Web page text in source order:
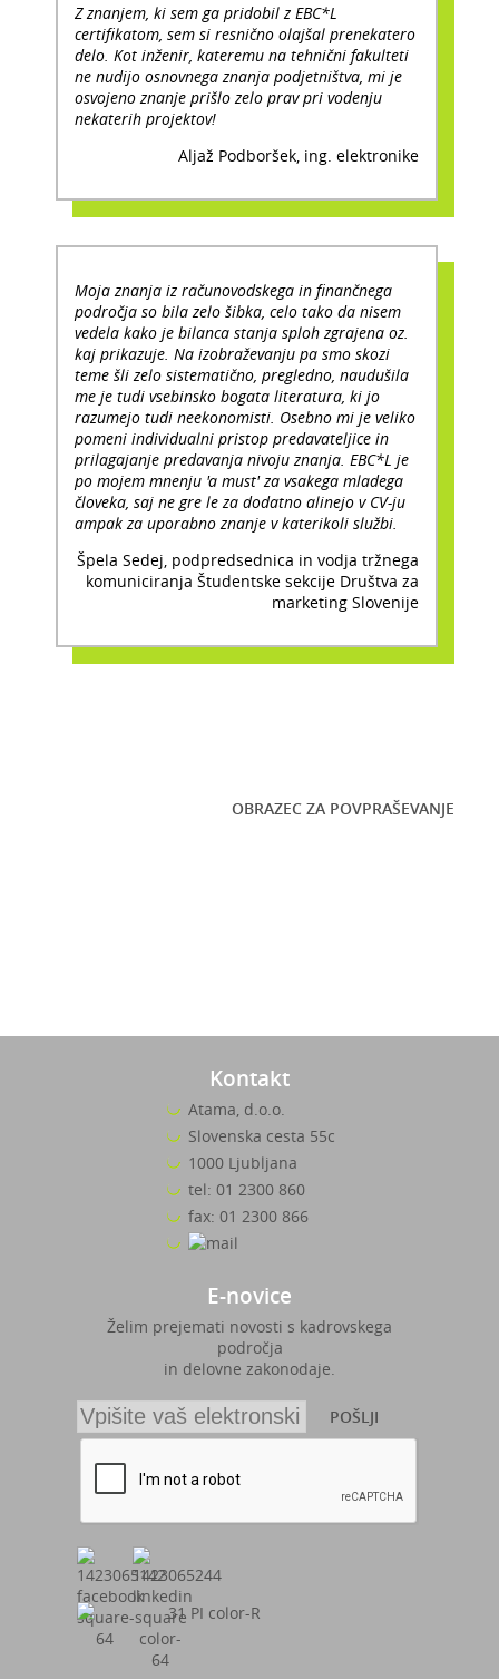
Z znanjem, ki sem ga pridobil z EBC*L
certifikatom, sem si resnično olajšal prenekatero
delo. Kot inženir, kateremu na tehnični fakulteti
ne nudijo osnovnega znanja podjetništva, mi je
osvojeno znanje prišlo zelo prav pri vodenju
nekaterih projektov!
Aljaž Podboršek, ing. elektronike
Moja znanja iz računovodskega in finančnega
področja so bila zelo šibka, celo tako da nisem
vedela kako je bilanca stanja sploh zgrajena oz.
kaj prikazuje. Na izobraževanju pa smo skozi
teme šli zelo sistematično, pregledno, naudušila
me je tudi vsebinsko bogata literatura, ki jo
razumejo tudi neekonomisti. Osebno mi je veliko
pomeni individualni pristop predavateljice in
prilagajanje predavanja nivoju znanja. EBC*L je
po mojem mnenju 'a must' za vsakega mladega
človeka, saj ne gre le za dodatno alinejo v CV-ju
ampak za uporabno znanje v katerikoli službi.
Špela Sedej, podpredsednica in vodja tržnega
komuniciranja Študentske sekcije Društva za
marketing Slovenije
OBRAZEC ZA POVPRAŠEVANJE
Kontakt
Atama, d.o.o.
Slovenska cesta 55c
1000 Ljubljana
tel: 01 2300 860
fax: 01 2300 866
E-novice
Želim prejemati novosti s kadrovskega
področja
in delovne zakonodaje.
POŠLJI